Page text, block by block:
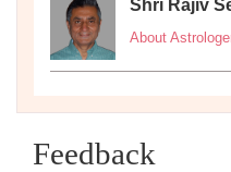
Shri Rajiv
About
Feedback